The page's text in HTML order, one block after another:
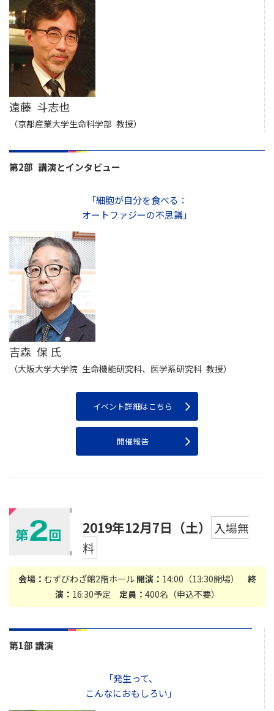
遠藤 斗志也
（京都産業大学生命科学部 教授）
第2部 講演とインタビュー
「細胞が自分を食べる：
オートファジーの不思議」
吉森 保 氏
（大阪大学大学院 生命機能研究科、医学系研究科 教授）
イベント詳細はこちら
開催報告
2019年12月7日（土）
入場無
料
会場： むずびわざ館2階ホール 開演： 14:00（13:30開場） 終
演： 16:30予定 定員： 400名（申込不要）
第1部 講演
「発生って、
こんなにおもしろい」